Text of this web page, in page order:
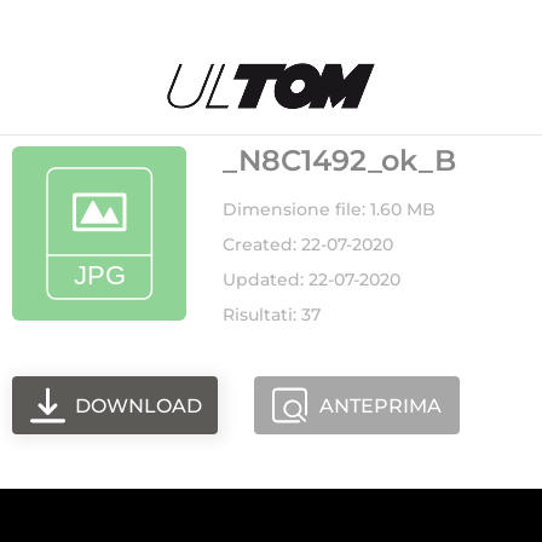
_N8C1492_ok_B
Dimensione file: 1.60 MB
Created: 22-07-2020
Updated: 22-07-2020
Risultati: 37
DOWNLOAD ANTEPRIMA